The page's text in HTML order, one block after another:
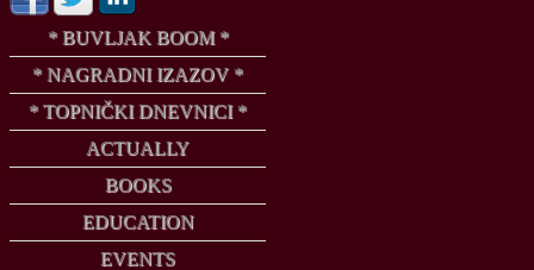
* BUVLJAK BOOM *
* NAGRADNI IZAZOV *
* TOPNIČKI DNEVNICI *
ACTUALLY
BOOKS
EDUCATION
EVENTS